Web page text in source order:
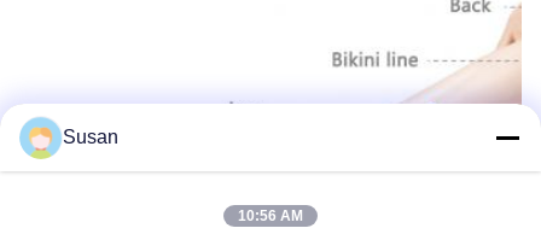
Susan
10:56 AM